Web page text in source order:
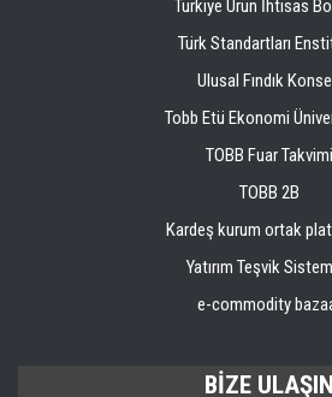
Türkiye Ürün İhtisas
Türk Standartları
Ulusal Fındık
Tobb Etü Ekonomi
TOBB Fuar Takvimi
TOBB 2B
Kardeş kurum ortak
Yatırım Teşvik
e-commodity
BİZE ULAŞIN